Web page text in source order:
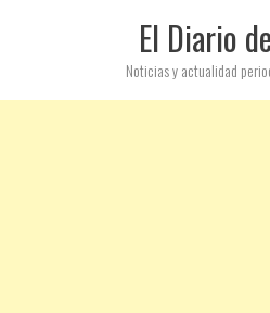
El Diario
Noticias y actualidad